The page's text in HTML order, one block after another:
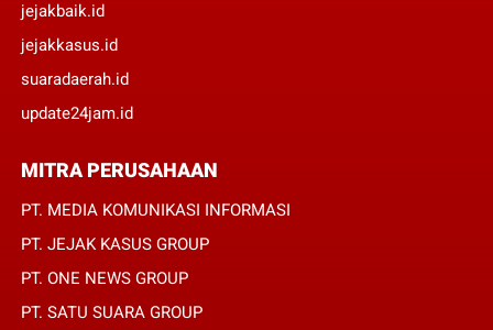
jejakbaik.id
jejakkasus.id
suaradaerah.id
update24jam.id
MITRA PERUSAHAAN
PT. MEDIA KOMUNIKASI INFORMASI
PT. JEJAK KASUS GROUP
PT. ONE NEWS GROUP
PT. SATU SUARA GROUP